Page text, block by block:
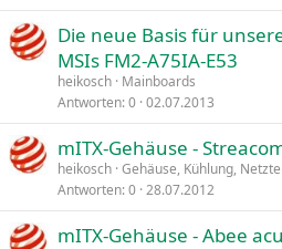
Die neue Basis für
MSIs FM2-A75IA-E53
heikosch Mainboards
Antworten 0 02.07.2013
mITX-Gehäuse -
heikosch Gehäuse, Kühlung,
Antworten 0 28.07.2012
mITX-Gehäuse - Abee